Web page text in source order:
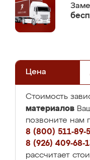
Цена
Стоимость
материалов
позвоните нам
8 (800) 511-89-
8 (926) 409-68-
рассчитает